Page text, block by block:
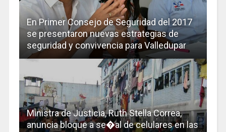
En Primer Consejo de Seguridad del 2017
se presentaron nuevas estrategias de
seguridad y convivencia para Valledupar
Ministra de Justicia, Ruth Stella Correa,
anuncia bloque a se�al de celulares en las